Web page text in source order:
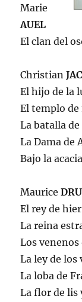
Marie
AUEL
El clan del
Christian
El hijo de la
El templo
La batalla
La Dama de
Bajo la
Maurice
El rey de
La reina
Los venenos
La ley de los
La loba de
La flor de lis